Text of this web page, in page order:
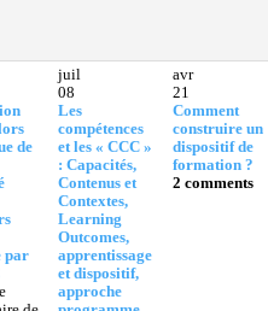
de
par
juil
08
Les
compétences
et les « CCC »
: Capacités,
Contenus et
Contextes,
Learning
Outcomes,
apprentissage
et dispositif,
approche
avr
21
Comment
construire un
dispositif de
formation ?
2 comments